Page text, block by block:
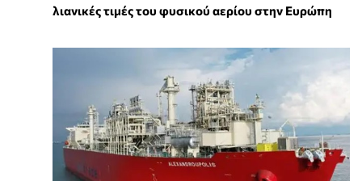
λιανικές τιμές του φυσικού αερίου στην Ευρώπη